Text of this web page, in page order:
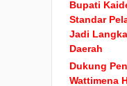
Bupati
Standar
Jadi
Daerah
Dukung
Wattimena